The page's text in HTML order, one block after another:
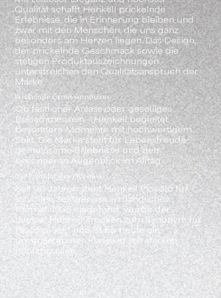
Qualität schafft Henkell prickelnde
Erlebnisse, die in Erinnerung bleiben und
zwar mit den Menschen, die uns ganz
besonders am Herzen liegen. Das Design,
der prickelnde Geschmack sowie die
stetigen Produktauszeichnungen
unterstreichen den Qualitätsanspruch der
Marke.
Prickelnde Genussmomente
Ob festlicher Anlass oder geselliges
Beisammensein – Henkell begleitet
besondere Momente mit hochwertigem
Sekt. Die Marke steht für Lebensfreude,
gemeinsame Erlebnisse und den
besonderen Augenblick im Alltag.
Der Erfinder des Piccolos
Seit 90 Jahren steht Henkell Piccolo für
stilvollen Sektgenuss im handlichen
Format. 1935 eingeführt, wurde der
„kleine“ Henkell Trocken zum Synonym für
Piccolo-Sekt und ist bis heute ein
unverzichtbarer Klassiker mit starken
Kaufimpulsen.